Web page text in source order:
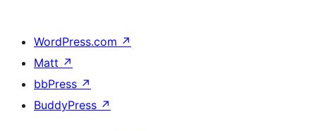
WordPress.com ↗
Matt ↗
bbPress ↗
BuddyPress ↗